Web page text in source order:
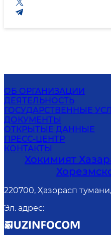
ОБ ОРГАНИЗАЦИИ
ДЕЯТЕЛЬНОСТЬ
ГОСУДАРСТВЕННЫЕ
ДОКУМЕНТЫ
ОТКРЫТЫЕ ДАННЫЕ
ПРЕСС-ЦЕНТР
КОНТАКТЫ
Хокимият
220700, Ҳазорасп
Эл. адрес: